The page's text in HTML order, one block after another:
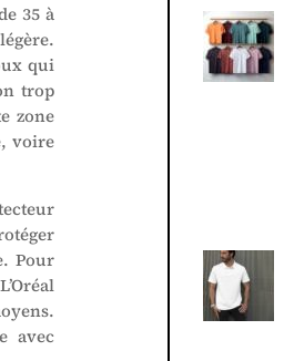
35 à
qui
trop
zone
voire
Pour
avec